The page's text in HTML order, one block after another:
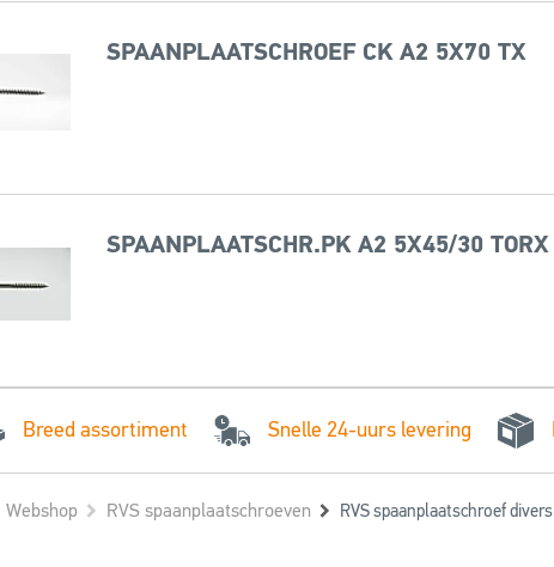
SPAANPLAATSCHROEF CK A2 5X70 TX
SPAANPLAATSCHR.PK A2 5X45/30 TORX
Breed assortiment Snelle 24-uurs levering
Webshop RVS spaanplaatschroeven RVS spaanplaatschroef divers